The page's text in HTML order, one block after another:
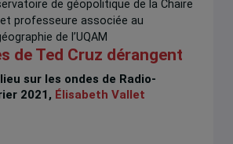
de géopolitique de la Chaire
et professeure associée au
de l’UQAM
de Ted Cruz dérangent
sur les ondes de Radio-
2021, Élisabeth Vallet